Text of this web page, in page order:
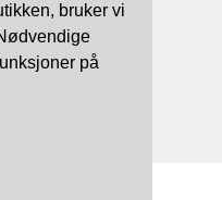
bruker vi
på